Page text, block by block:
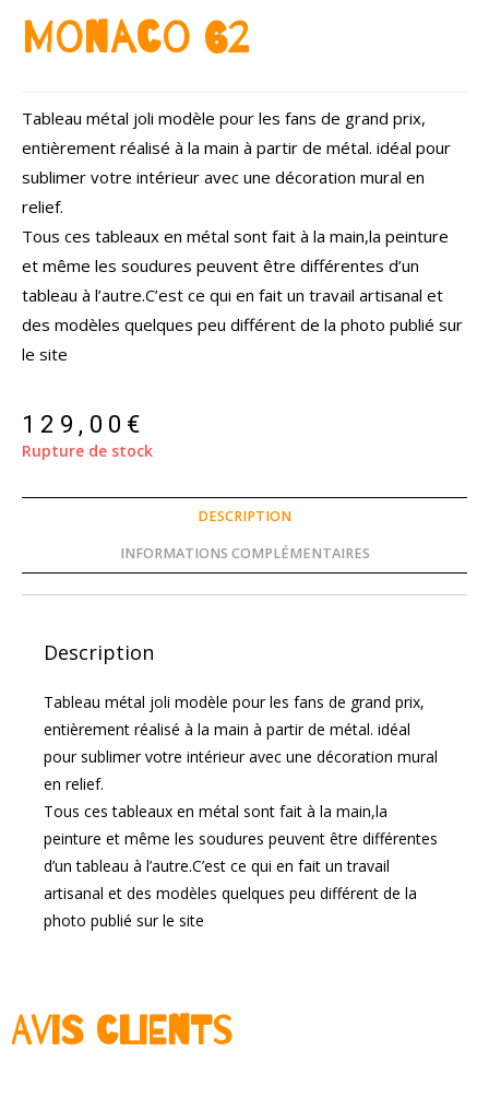
Monaco 62
Tableau métal joli modèle pour les fans de grand prix,
entièrement réalisé à la main à partir de métal. idéal pour
sublimer votre intérieur avec une décoration mural en
relief.
Tous ces tableaux en métal sont fait à la main,la peinture
et même les soudures peuvent être différentes d’un
tableau à l’autre.C’est ce qui en fait un travail artisanal et
des modèles quelques peu différent de la photo publié sur
le site
129,00 €
Rupture de stock
DESCRIPTION
INFORMATIONS COMPLÉMENTAIRES
Description
Tableau métal joli modèle pour les fans de grand prix,
entièrement réalisé à la main à partir de métal. idéal
pour sublimer votre intérieur avec une décoration mural
en relief.
Tous ces tableaux en métal sont fait à la main,la
peinture et même les soudures peuvent être différentes
d’un tableau à l’autre.C’est ce qui en fait un travail
artisanal et des modèles quelques peu différent de la
photo publié sur le site
Avis clients